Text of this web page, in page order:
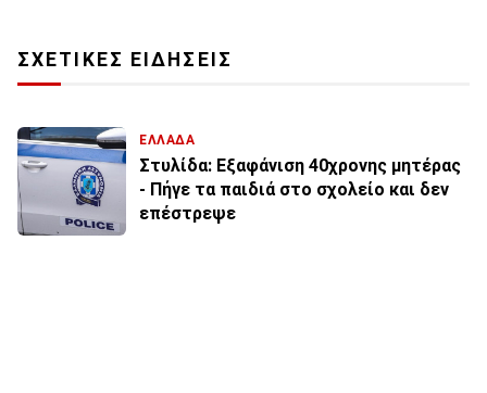
ΣΧΕΤΙΚΕΣ ΕΙΔΗΣΕΙΣ
ΕΛΛΑΔΑ
Στυλίδα: Εξαφάνιση 40χρονης μητέρας
- Πήγε τα παιδιά στο σχολείο και δεν
επέστρεψε